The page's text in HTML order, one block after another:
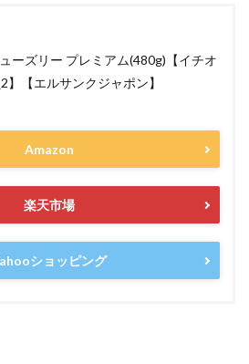
ーズリー プレミアム(480g)【イチオ
】【エルサンクジャポン】
Amazon
楽天市場
ショッピング